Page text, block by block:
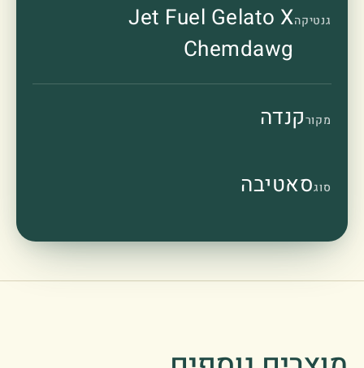
גנטיקהJet Fuel Gelato X
Chemdawg
מקורקנדה
סוגסאטיבה